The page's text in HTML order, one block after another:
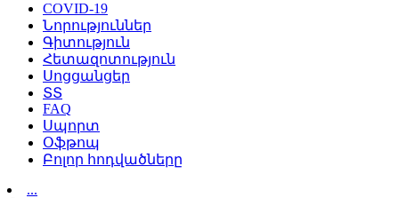
COVID-19
Նորություններ
Գիտություն
Հետազոտություն
Սոցցանցեր
ՏՏ
FAQ
Սպորտ
Օֆթոպ
Բոլոր հոդվածները
...